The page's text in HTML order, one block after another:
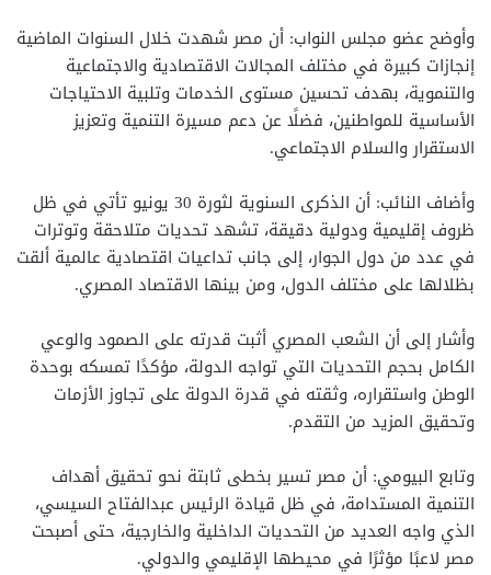
وأوضح عضو مجلس النواب: أن مصر شهدت خلال السنوات الماضية
إنجازات كبيرة في مختلف المجالات الاقتصادية والاجتماعية
والتنموية، بهدف تحسين مستوى الخدمات وتلبية الاحتياجات
الأساسية للمواطنين، فضلًا عن دعم مسيرة التنمية وتعزيز
الاستقرار والسلام الاجتماعي.
وأضاف النائب: أن الذكرى السنوية لثورة 30 يونيو تأتي في ظل
ظروف إقليمية ودولية دقيقة، تشهد تحديات متلاحقة وتوترات
في عدد من دول الجوار، إلى جانب تداعيات اقتصادية عالمية ألقت
بظلالها على مختلف الدول، ومن بينها الاقتصاد المصري.
وأشار إلى أن الشعب المصري أثبت قدرته على الصمود والوعي
الكامل بحجم التحديات التي تواجه الدولة، مؤكدًا تمسكه بوحدة
الوطن واستقراره، وثقته في قدرة الدولة على تجاوز الأزمات
وتحقيق المزيد من التقدم.
وتابع البيومي: أن مصر تسير بخطى ثابتة نحو تحقيق أهداف
التنمية المستدامة، في ظل قيادة الرئيس عبدالفتاح السيسي،
الذي واجه العديد من التحديات الداخلية والخارجية، حتى أصبحت
مصر لاعبًا مؤثرًا في محيطها الإقليمي والدولي.